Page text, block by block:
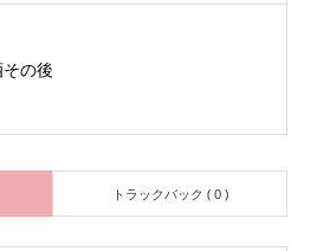
の後
トラックバック ( 0 )